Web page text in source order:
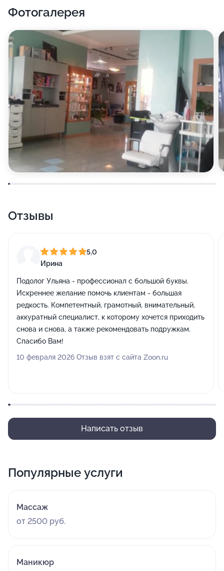
Фотогалерея
Отзывы
5,0
Ирина
Подолог Ульяна - профессионал с большой буквы.
Искреннее желание помочь клиентам - большая
редкость. Компетентный, грамотный, внимательный,
аккуратный специалист, к которому хочется приходить
снова и снова, а также рекомендовать подружкам.
Спасибо Вам!
10 февраля 2026 Отзыв взят с сайта Zoon.ru
Написать отзыв
Популярные услуги
Массаж
от 2500 руб.
Маникюр